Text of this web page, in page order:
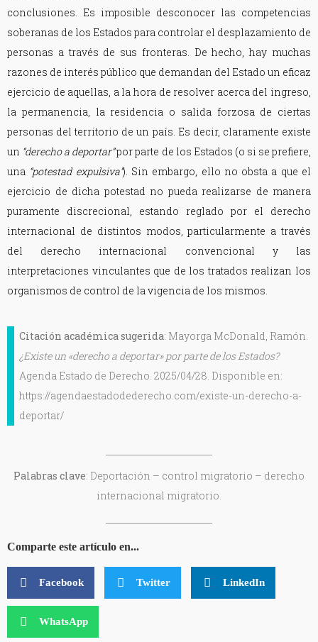
conclusiones. Es imposible desconocer las competencias
soberanas de los Estados para controlar el desplazamiento de
personas a través de sus fronteras. De hecho, hay muchas
razones de interés público que demandan del Estado un eficaz
ejercicio de aquellas, a la hora de resolver acerca del ingreso,
la permanencia, la residencia o salida forzosa de ciertas
personas del territorio de un país. Es decir, claramente existe
un “derecho a deportar”por parte de los Estados (o si se prefiere,
una “potestad expulsiva”). Sin embargo, ello no obsta a que el
ejercicio de dicha potestad no pueda realizarse de manera
puramente discrecional, estando reglado por el derecho
internacional de distintos modos, particularmente a través
del derecho internacional convencional y las
interpretaciones vinculantes que de los tratados realizan los
organismos de control de la vigencia de los mismos.
Citación académica sugerida: Mayorga McDonald, Ramón.
¿Existe un «derecho a deportar» por parte de los Estados?
Agenda Estado de Derecho. 2025/04/28. Disponible en:
https://agendaestadodederecho.com/existe-un-derecho-a-
deportar/
Palabras clave: Deportación – control migratorio – derecho
internacional migratorio.
Comparte este artículo en...
Facebook Twitter LinkedIn
WhatsApp